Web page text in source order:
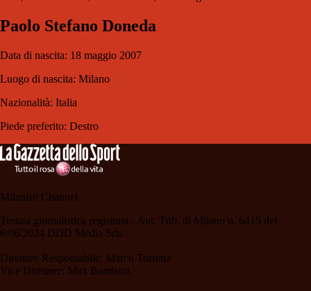
Paolo Stefano Doneda
Data di nascita: 18 maggio 2007
Luogo di nascita: Milano
Nazionalità: Italia
Piede preferito: Destro
Milanisti Channel
Testata giornalistica registrata - Aut. Trib. di Milano n. 6415 del
6/06/2024 DDD Media Srls
Direttore Responsabile: Marco Torretta
Vice Direttore: Max Bambara.